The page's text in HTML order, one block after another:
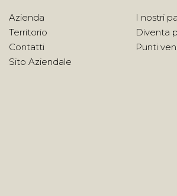
Azienda
Territorio
Contatti
Sito Aziendale
I nostri
Diventa
Punti